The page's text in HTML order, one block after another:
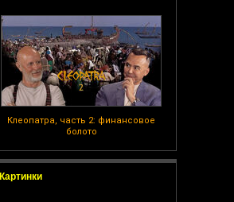
Клеопатра, часть 2: финансовое
болото
Картинки